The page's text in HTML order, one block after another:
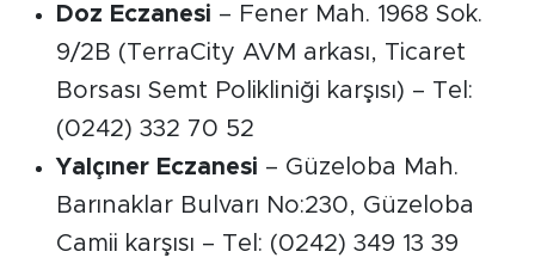
Doz Eczanesi – Fener Mah. 1968 Sok.
9/2B (TerraCity AVM arkası, Ticaret
Borsası Semt Polikliniği karşısı) – Tel:
(0242) 332 70 52
Yalçıner Eczanesi – Güzeloba Mah.
Barınaklar Bulvarı No:230, Güzeloba
Camii karşısı – Tel: (0242) 349 13 39